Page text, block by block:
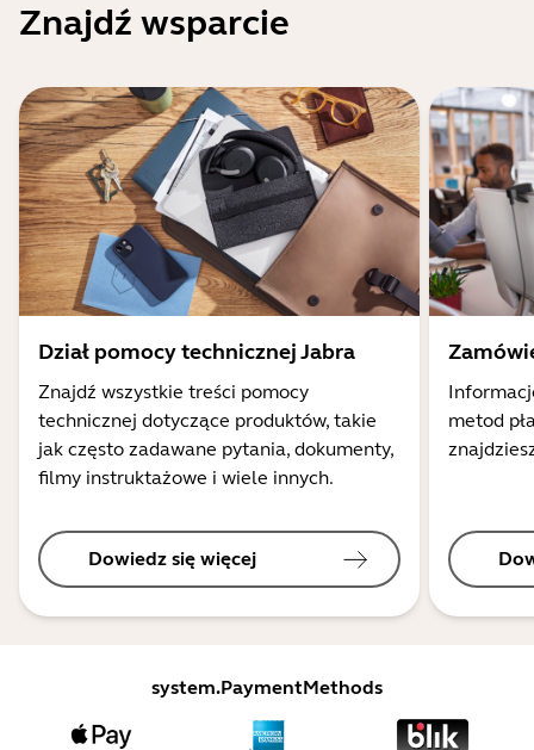
Znajdź wsparcie
Dział pomocy technicznej Jabra
Znajdź wszystkie treści pomocy
technicznej dotyczące produktów, takie
jak często zadawane pytania, dokumenty,
filmy instruktażowe i wiele innych.
Dowiedz się więcej
metod
system.PaymentMethods